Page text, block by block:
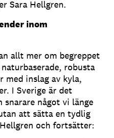
Sara Hellgren.
inom
allt mer om begreppet
robusta
med inslag av kyla,
I Sverige är det
något vi länge
att sätta en tydlig
och fortsätter: